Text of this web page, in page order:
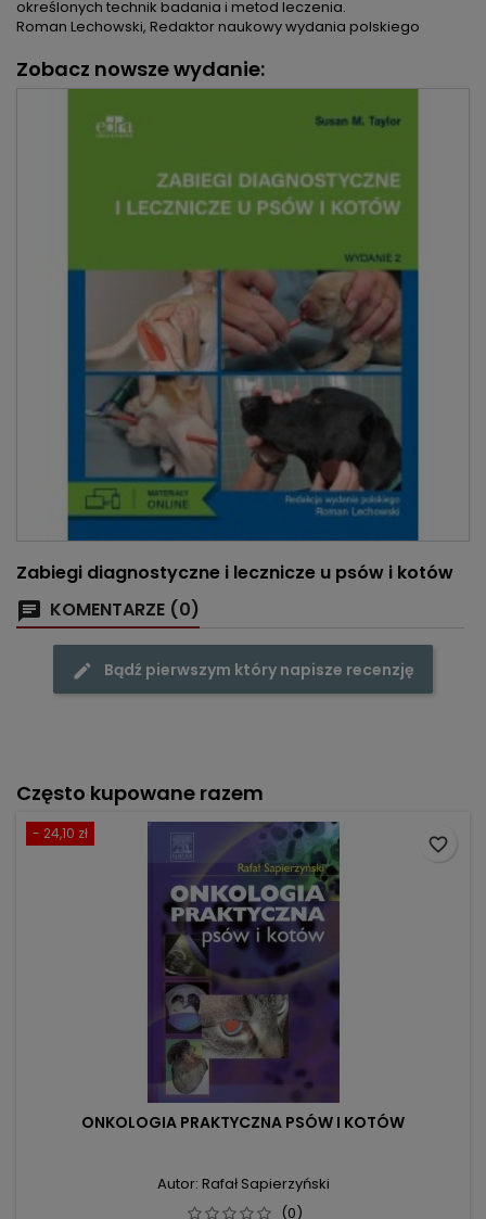
określonych technik badania i metod leczenia.
Roman Lechowski, Redaktor naukowy wydania polskiego
Zobacz nowsze wydanie:
Zabiegi diagnostyczne i lecznicze u psów i kotów
KOMENTARZE (0)
Bądź pierwszym który napisze recenzję
Często kupowane razem
- 24,10 zł
ONKOLOGIA PRAKTYCZNA PSÓW I KOTÓW
Autor: Rafał Sapierzyński
(0)
favorite_border